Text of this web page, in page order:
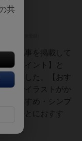
充実
ー記事を掲載して
めポイント】と
めました。【おす
系でイラストがか
おすすめ・シンプ
いひとにおすす
共